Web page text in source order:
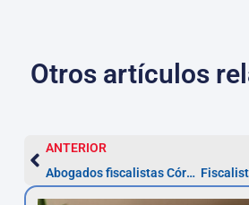
Otros artículos
ANTERIOR
Abogados fiscalistas Córdoba: recurso en 30 días y ahorro fiscal